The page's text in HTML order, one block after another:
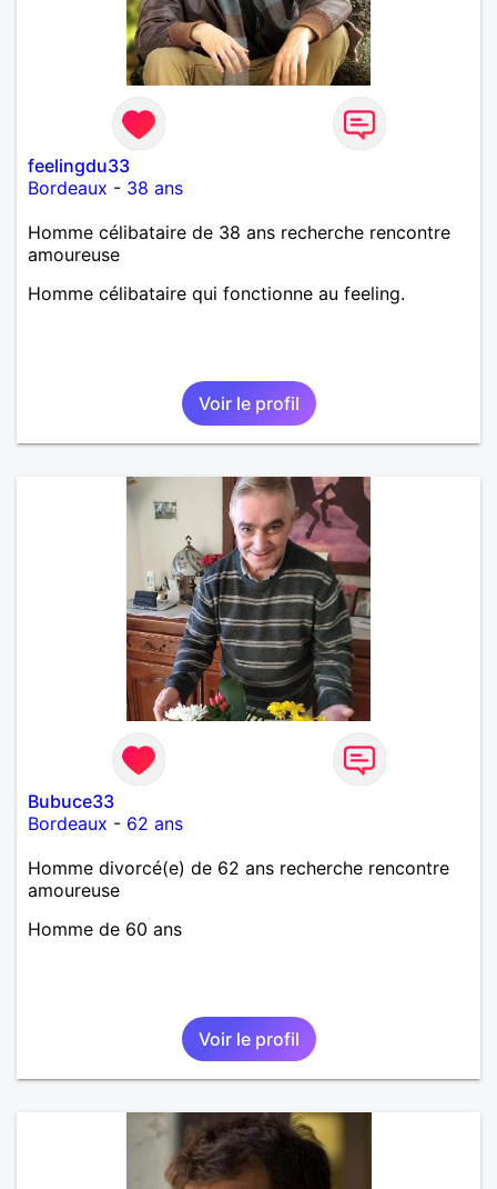
feelingdu33
Bordeaux - 38 ans
Homme célibataire de 38 ans recherche rencontre
amoureuse
Homme célibataire qui fonctionne au feeling.
Voir le profil
Bubuce33
Bordeaux - 62 ans
Homme divorcé(e) de 62 ans recherche rencontre
amoureuse
Homme de 60 ans
Voir le profil